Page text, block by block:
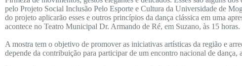
pelo Projeto Social Inclusão Pelo Esporte e Cultura da Universidade de
do projeto aplicarão esses e outros princípios da dança clássica em uma
acontece no Teatro Municipal Dr. Armando de Ré, em Suzano, às 15 horas.
A mostra tem o objetivo de promover as iniciativas artísticas da região e
depende da contribuição para participar de um encontro nacional de